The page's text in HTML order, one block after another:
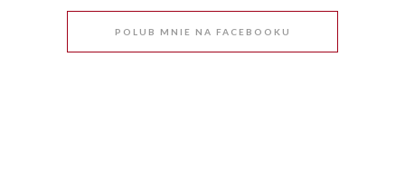
POLUB MNIE NA FACEBOOKU